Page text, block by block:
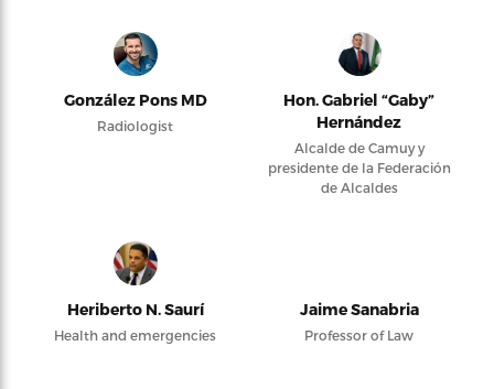
González Pons MD
Radiologist
Hon. Gabriel “Gaby”
Hernández
Alcalde de Camuy y
presidente de la Federación
de Alcaldes
Heriberto N. Saurí
Health and emergencies
Jaime Sanabria
Professor of Law